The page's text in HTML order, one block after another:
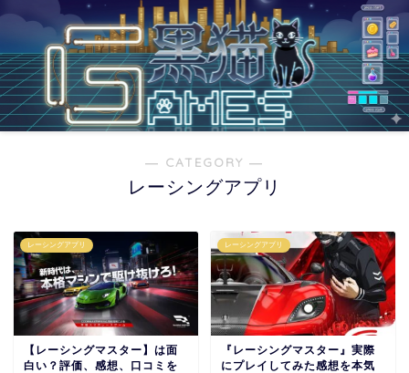
― CATEGORY ―
レーシングアプリ
レーシングアプリ
【レーシングマスター】は面
白い？評価、感想、口コミを
レーシングアプリ
『レーシングマスター』実際
にプレイしてみた感想を本気